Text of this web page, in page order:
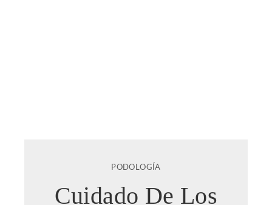
PODOLOGÍA
Cuidado De Los